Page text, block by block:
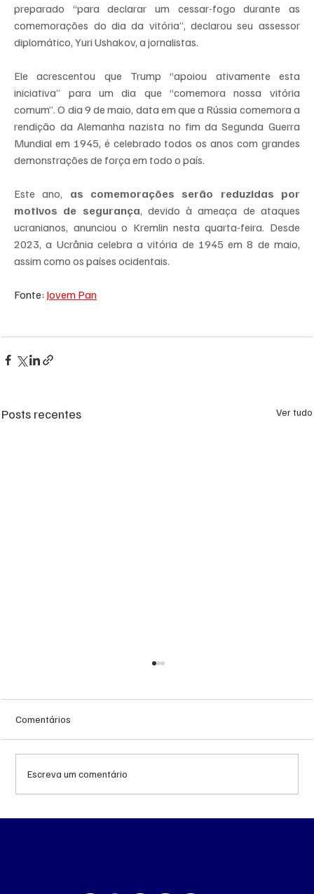
preparado “para declarar um cessar-fogo durante as
comemorações do dia da vitória”, declarou seu assessor
diplomático, Yuri Ushakov, a jornalistas.
Ele acrescentou que Trump “apoiou ativamente esta
iniciativa” para um dia que “comemora nossa vitória
comum”. O dia 9 de maio, data em que a Rússia comemora a
rendição da Alemanha nazista no fim da Segunda Guerra
Mundial em 1945, é celebrado todos os anos com grandes
demonstrações de força em todo o país.
Este ano, as comemorações serão reduzidas por
motivos de segurança, devido à ameaça de ataques
ucranianos, anunciou o Kremlin nesta quarta-feira. Desde
2023, a Ucrânia celebra a vitória de 1945 em 8 de maio,
assim como os países ocidentais.
Fonte: Jovem Pan
Posts recentes Ver tudo
Comentários
Escreva um comentário